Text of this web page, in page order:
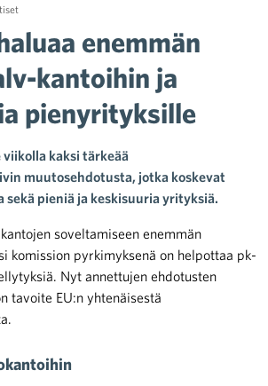
enemmän
kantoihin ja
pienyrityksille
kaksi tärkeää
muutosehdotusta, jotka koskevat
sekä pieniä ja keskisuuria yrityksiä.
soveltamiseen enemmän
komission pyrkimyksenä on helpottaa pk-
Nyt annettujen ehdotusten
tavoite EU:n yhtenäisestä